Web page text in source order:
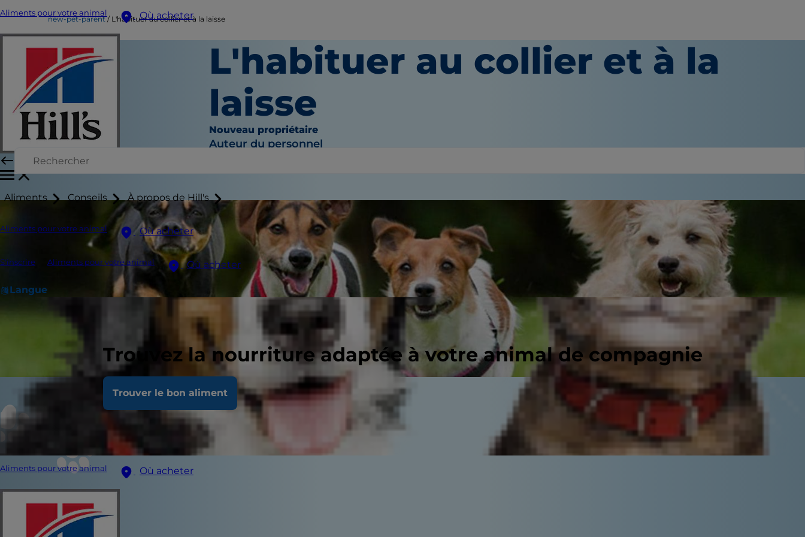
Aliments pour votre animal Où acheter
Aliments Conseils À propos de Hill's
Aliments pour votre animal Où acheter
S'inscrire Aliments pour votre animal Où acheter
Langue
Trouvez la nourriture adaptée à votre animal de compagnie
Trouver le bon aliment
Aliments pour votre animal Où acheter
new-pet-parent L'habituer au collier et à la laisse
L'habituer au collier et à la
laisse
Nouveau propriétaire
Auteur du personnel